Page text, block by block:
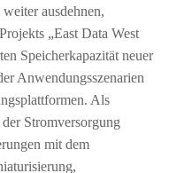
ausdehnen,
„East Data West
Speicherkapazität neuer
Anwendungsszenarien
Als
Stromversorgung
mit dem